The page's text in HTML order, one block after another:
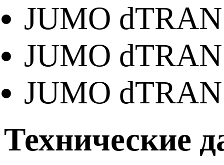
JUMO
JUMO
JUMO
Технические